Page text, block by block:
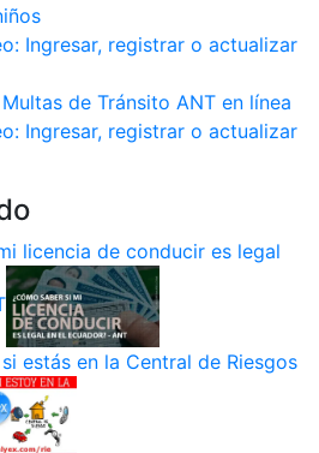
Ingresar, registrar o actualizar
de Tránsito ANT en línea
Ingresar, registrar o actualizar
licencia de conducir es legal
estás en la Central de Riesgos